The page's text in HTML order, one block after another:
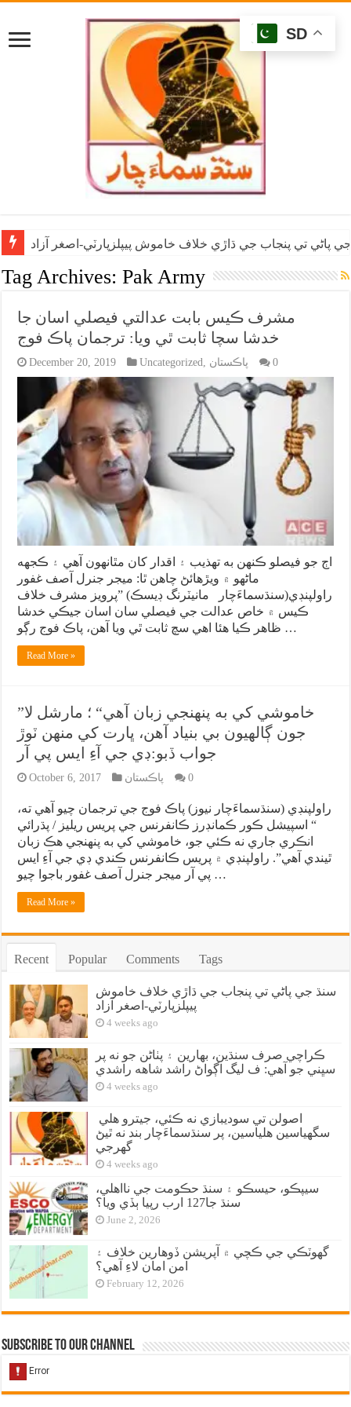
پاڻي تي پنجاب جي ڌاڙي خلاف خاموش پيپلزپارٽي-اصغر آزاد
Tag Archives:Pak Army
مشرف ڪيس بابت عدالتي فيصلي اسان جا
خدشا سچا ثابت ٿي ويا: ترجمان پاڪ فوج
December 20, 2019 Uncategorized, پاڪستان 0
اڄ جو فيصلو ڪنهن به تهذيب ۽ اقدار کان مٿانهون آهي ۽ ڪجهه
ماڻهو ۾ ويڙهائڻ چاهن ٿا: ميجر جنرل آصف غفور
راولپنڊي(سنڌسماءَچار مانيٽرنگ ڊيسڪ) ”پرويز مشرف خلاف
ڪيس ۾ خاص عدالت جي فيصلي سان اسان جيڪي خدشا
ظاهر ڪيا هئا اهي سچ ثابت ٿي ويا آهن، پاڪ فوج رڳو …
Read More »
”خاموشي کي به پنهنجي زبان آهي“ ؛ مارشل لا
جون ڳالهيون بي بنياد آهن، ڀارت کي منهن ٽوڙ
جواب ڏبو:ڊي جي آءِ ايس پي آر
October 6, 2017 پاڪستان 0
راولپنڊي (سنڌسماءَچار نيوز) پاڪ فوج جي ترجمان چيو آهي ته،
“ اسپيشل ڪور ڪمانڊرز ڪانفرنس جي پريس ريليز / پڌرائي
انڪري جاري نه ڪئي جو، خاموشي کي به پنهنجي هڪ زبان
ٿيندي آهي”. راولپنڊي ۾ پريس ڪانفرنس ڪندي ڊي جي آءِ ايس
پي آر ميجر جنرل آصف غفور باجوا چيو …
Read More »
Recent Popular Comments Tags
سنڌ جي پاڻي تي پنجاب جي ڌاڙي خلاف خاموش
پيپلزپارٽي-اصغر آزاد
4 weeks ago
ڪراچي صرف سنڌين، بهارين ۽ پٺاڻن جو نه پر
سڀني جو آهي: ف ليگ اڳواڻ راشد شاهه راشدي
4 weeks ago
سگهياسين هلياسين، پر سنڌسماءَچار بند نه ٿيڻ
گهرجي
4 weeks ago
سيپڪو، حيسڪو ۽ سنڌ حڪومت جي نااهلي،
سنڌ جا127 ارب رپيا ٻڏي ويا؟
June 2, 2026
گهوٽڪي جي ڪچي ۾ آپريشن ڏوهارين خلاف ۽
امن امان لاءِ آهي؟
February 12, 2026
Subscribe to our Channel
SD